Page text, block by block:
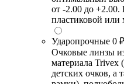
от -2.00 до +2.00.
пластиковой или
Ударопрочные 0 ₽
Очковые линзы
материала Trivex
детских очков, а